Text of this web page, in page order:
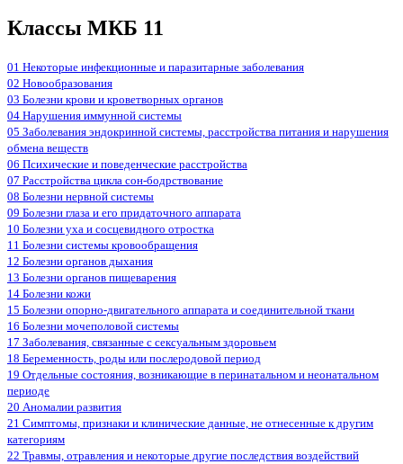
Классы МКБ 11
01 Некоторые инфекционные и паразитарные заболевания
02 Новообразования
03 Болезни крови и кроветворных органов
04 Нарушения иммунной системы
05 Заболевания эндокринной системы, расстройства питания и нарушения
обмена веществ
06 Психические и поведенческие расстройства
07 Расстройства цикла сон-бодрствование
08 Болезни нервной системы
09 Болезни глаза и его придаточного аппарата
10 Болезни уха и сосцевидного отростка
11 Болезни системы кровообращения
12 Болезни органов дыхания
13 Болезни органов пищеварения
14 Болезни кожи
15 Болезни опорно-двигательного аппарата и соединительной ткани
16 Болезни мочеполовой системы
17 Заболевания, связанные с сексуальным здоровьем
18 Беременность, роды или послеродовой период
19 Отдельные состояния, возникающие в перинатальном и неонатальном
периоде
20 Аномалии развития
21 Симптомы, признаки и клинические данные, не отнесенные к другим
категориям
22 Травмы, отравления и некоторые другие последствия воздействий